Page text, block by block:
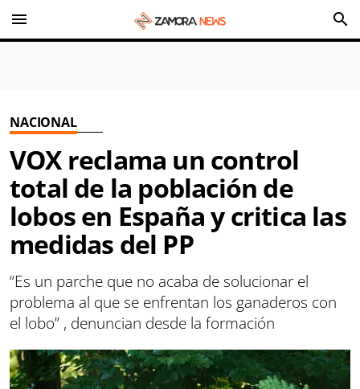
menu search
NACIONAL
VOX reclama un control
total de la población de
lobos en España y critica las
medidas del PP
“Es un parche que no acaba de solucionar el
problema al que se enfrentan los ganaderos con
el lobo” , denuncian desde la formación